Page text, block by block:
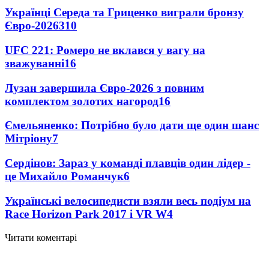
Українці Середа та Гриценко виграли бронзу
Євро-2026310
UFC 221: Ромеро не вклався у вагу на
зважуванні16
Лузан завершила Євро-2026 з повним
комплектом золотих нагород16
Ємельяненко: Потрібно було дати ще один шанс
Мітріону7
Сердінов: Зараз у команді плавців один лідер -
це Михайло Романчук6
Українські велосипедисти взяли весь подіум на
Race Horizon Park 2017 і VR W4
Читати коментарі